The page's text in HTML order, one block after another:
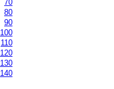
70
80
90
100
110
120
130
140